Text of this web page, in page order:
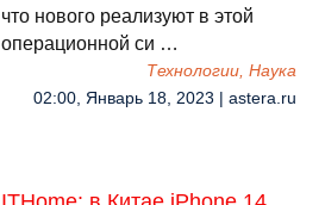
что нового реализуют в этой
операционной си …
Технологии, Наука
02:00, Январь 18, 2023 | astera.ru